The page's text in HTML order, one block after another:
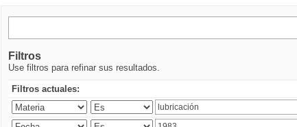
Filtros
Use filtros para refinar sus resultados.
Filtros actuales: